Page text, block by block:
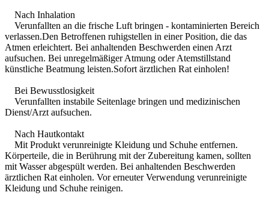
Nach Inhalation
Verunfallten an die frische Luft bringen - kontaminierten Bereich
verlassen.Den Betroffenen ruhigstellen in einer Position, die das
Atmen erleichtert. Bei anhaltenden Beschwerden einen Arzt
aufsuchen. Bei unregelmäßiger Atmung oder Atemstillstand
künstliche Beatmung leisten.Sofort ärztlichen Rat einholen!
Bei Bewusstlosigkeit
Verunfallten instabile Seitenlage bringen und medizinischen
Dienst/Arzt aufsuchen.
Nach Hautkontakt
Mit Produkt verunreinigte Kleidung und Schuhe entfernen.
Körperteile, die in Berührung mit der Zubereitung kamen, sollten
mit Wasser abgespült werden. Bei anhaltenden Beschwerden
ärztlichen Rat einholen. Vor erneuter Verwendung verunreinigte
Kleidung und Schuhe reinigen.